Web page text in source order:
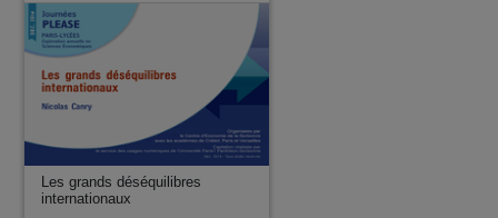
Les grands déséquilibres
internationaux